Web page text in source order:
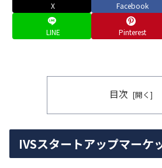
X Facebook
LINE Pinterest
目次
IVSスタートアップマーケ